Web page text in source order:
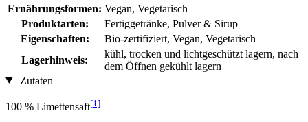
Ernährungsformen: Vegan, Vegetarisch
Produktarten:
Fertiggetränke, Pulver & Sirup
Eigenschaften:
Bio-zertifiziert, Vegan, Vegetarisch
Lagerhinweis:
kühl, trocken und lichtgeschützt lagern, nach
dem Öffnen gekühlt lagern
Zutaten
100 % Limettensaft[1]